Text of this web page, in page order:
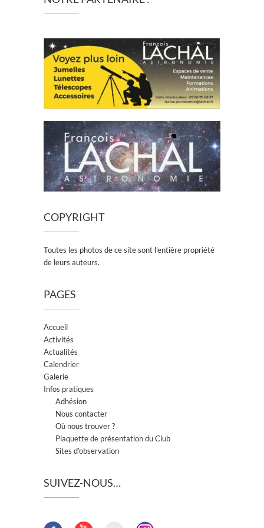
COPYRIGHT
Toutes les photos de ce site sont l’entière propriété
de leurs auteurs.
PAGES
Accueil
Activités
Actualités
Calendrier
Galerie
Infos pratiques
Adhésion
Nous contacter
Où nous trouver ?
Plaquette de présentation du Club
Sites d’observation
SUIVEZ-NOUS…